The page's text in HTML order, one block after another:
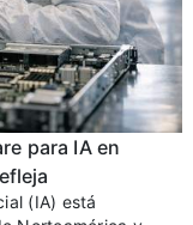
para IA en
(IA) está